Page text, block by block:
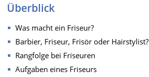
Überblick
Was macht ein Friseur?
Barbier, Friseur, Frisör oder Hairstylist?
Rangfolge bei Friseuren
Aufgaben eines Friseurs